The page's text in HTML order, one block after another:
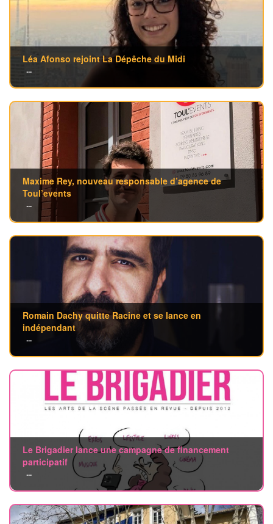
Léa Afonso rejoint La Dépêche du Midi
...
Maxime Rey, nouveau responsable d’agence de
Toul’events
...
Romain Dachy quitte Racine et se lance en
indépendant
...
Le Brigadier lance une campagne de financement
participatif
...